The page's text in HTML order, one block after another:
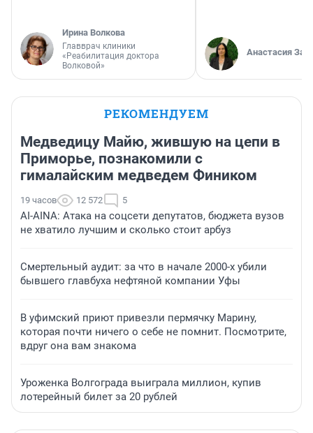
Ирина Волкова
Главврач клиники
«Реабилитация доктора
Волковой»
Анастасия
РЕКОМЕНДУЕМ
Медведицу Майю, жившую на цепи в
Приморье, познакомили с
гималайским медведем Фиником
19 часов 12 572 5
AI-AINA: Атака на соцсети депутатов, бюджета вузов
не хватило лучшим и сколько стоит арбуз
Смертельный аудит: за что в начале 2000-х убили
бывшего главбуха нефтяной компании Уфы
В уфимский приют привезли пермячку Марину,
которая почти ничего о себе не помнит. Посмотрите,
вдруг она вам знакома
Уроженка Волгограда выиграла миллион, купив
лотерейный билет за 20 рублей